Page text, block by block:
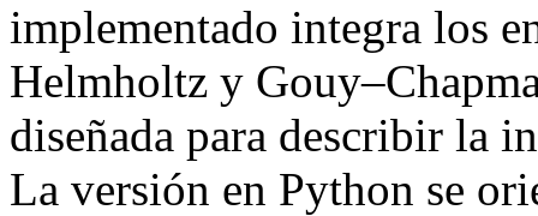
implementado integra los
Helmholtz y
diseñada para describir la
La versión en Python se